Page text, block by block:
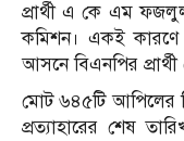
প্রার্থী এ কে এম
কমিশন। একই কারণে
আসনে বিএনপির
মোট ৬৪৫টি আপিলের
প্রত্যাহারের শেষ